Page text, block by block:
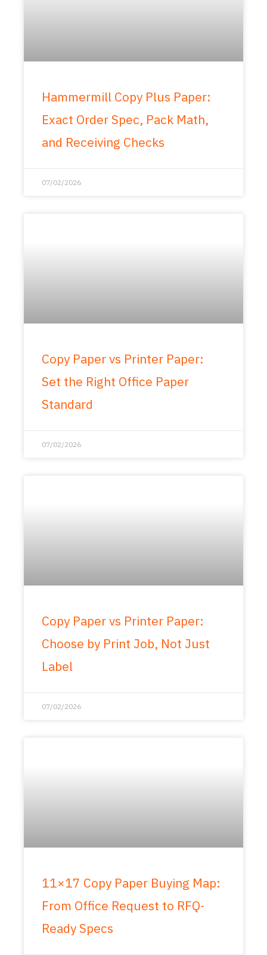
Hammermill Copy Plus Paper:
Exact Order Spec, Pack Math,
and Receiving Checks
07/02/2026
Copy Paper vs Printer Paper:
Set the Right Office Paper
Standard
07/02/2026
Copy Paper vs Printer Paper:
Choose by Print Job, Not Just
Label
07/02/2026
11×17 Copy Paper Buying Map:
From Office Request to RFQ-
Ready Specs